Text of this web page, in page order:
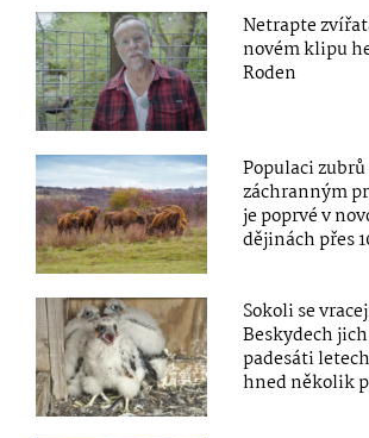
Netrapte
novém klipu
Roden
Populaci
záchranným
je poprvé v
dějinách přes
Sokoli se
Beskydech
padesáti
hned několik